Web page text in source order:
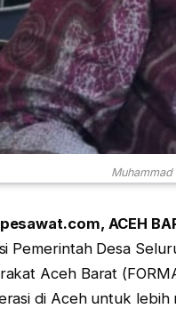
ACEH
Pemerintah Desa
Aceh Barat
di Aceh untuk lebih